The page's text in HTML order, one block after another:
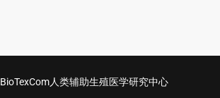
BioTexCom人类辅助生殖医学研究中心